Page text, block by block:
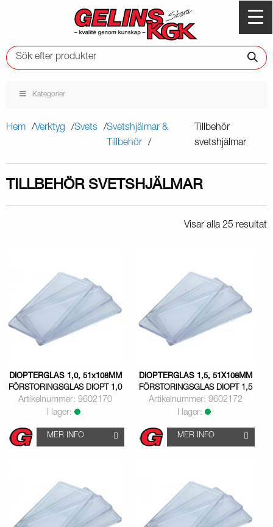
Kategorier
Hem Verktyg Svets
Svetshjälmar &
Tillbehör
Tillbehör
svetshjälmar
TILLBEHÖR SVETSHJÄLMAR
Visar alla 25 resultat
DIOPTERGLAS 1,0, 51x108MM
FÖRSTORINGSGLAS DIOPT 1,0
Artikelnummer: 9602170
I lager:
MER INFO
DIOPTERGLAS 1,5, 51X108MM
FÖRSTORINGSGLAS DIOPT 1,5
Artikelnummer: 9602172
I lager:
MER INFO